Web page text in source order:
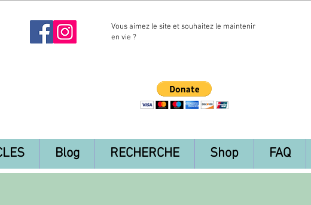
Vous aimez le site et souhaitez le maintenir
en vie ?
Blog RECHERCHE Shop FAQ